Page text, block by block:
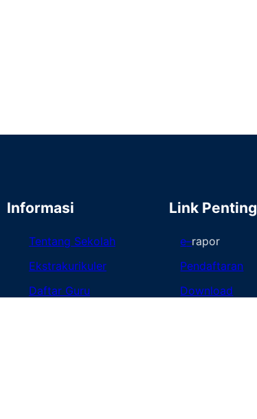
Informasi
Tentang Sekolah
Ekstrakurikuler
Daftar Guru
Link Penting
e–rapor
Pendaftaran
Download